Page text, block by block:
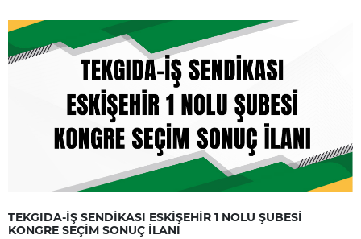
TEKGIDA-İŞ SENDİKASI ESKİŞEHİR 1 NOLU ŞUBESİ
KONGRE SEÇİM SONUÇ İLANI